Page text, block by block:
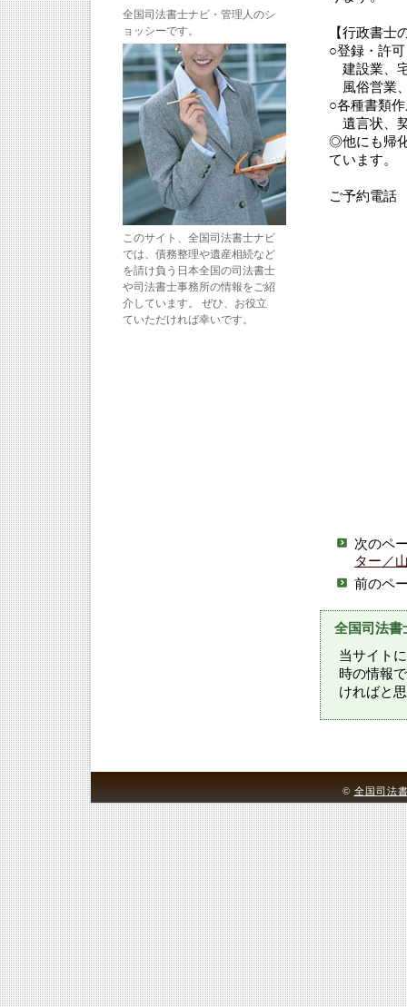
【行政書士
○登録・許
建設業、
風俗営業
○各種書類
遺言状、
◎他にも帰
ています。
ご予約電話
次のペ
ター／
前のペ
全国司法書
当サイト
時の情報
ければと
全国司法書士ナビ・管理人のシ
ョッシーです。
このサイト、全国司法書士ナビ
では、債務整理や遺産相続など
を請け負う日本全国の司法書士
や司法書士事務所の情報をご紹
介しています。 ぜひ、お役立
ていただければ幸いです。
© 全国司法